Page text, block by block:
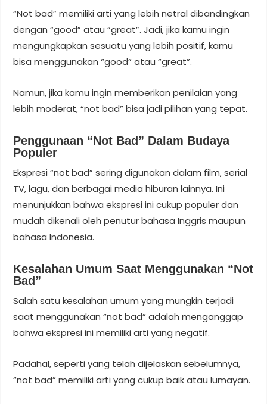
“Not bad” memiliki arti yang lebih netral dibandingkan
dengan “good” atau “great”. Jadi, jika kamu ingin
mengungkapkan sesuatu yang lebih positif, kamu
bisa menggunakan “good” atau “great”.
Namun, jika kamu ingin memberikan penilaian yang
lebih moderat, “not bad” bisa jadi pilihan yang tepat.
Penggunaan “not Bad” Dalam Budaya
Populer
Ekspresi “not bad” sering digunakan dalam film, serial
TV, lagu, dan berbagai media hiburan lainnya. Ini
menunjukkan bahwa ekspresi ini cukup populer dan
mudah dikenali oleh penutur bahasa Inggris maupun
bahasa Indonesia.
Kesalahan Umum Saat Menggunakan “not
Bad”
Salah satu kesalahan umum yang mungkin terjadi
saat menggunakan “not bad” adalah menganggap
bahwa ekspresi ini memiliki arti yang negatif.
Padahal, seperti yang telah dijelaskan sebelumnya,
“not bad” memiliki arti yang cukup baik atau lumayan.